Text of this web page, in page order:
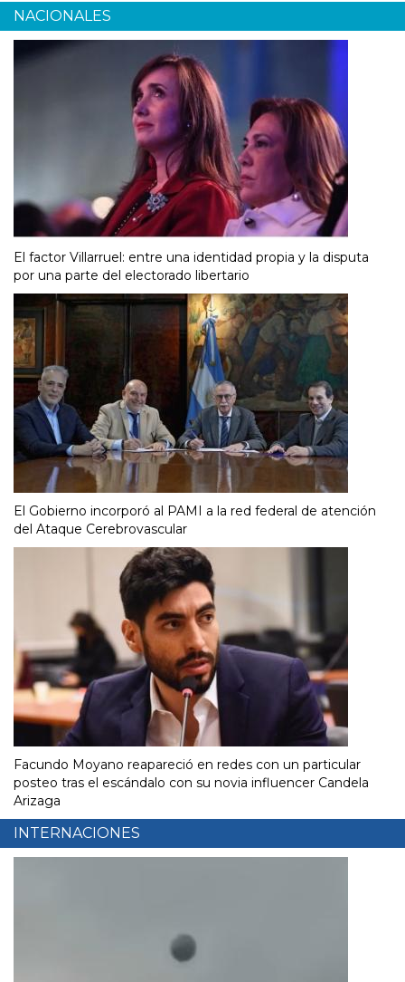
NACIONALES
El factor Villarruel: entre una identidad propia y la disputa
por una parte del electorado libertario
El Gobierno incorporó al PAMI a la red federal de atención
del Ataque Cerebrovascular
Facundo Moyano reapareció en redes con un particular
posteo tras el escándalo con su novia influencer Candela
Arizaga
INTERNACIONES